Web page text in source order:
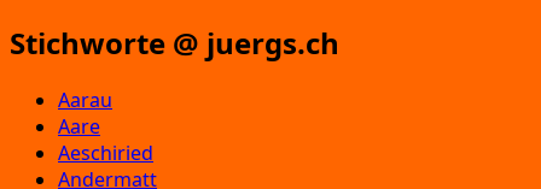
Stichworte @ juergs.ch
Aarau
Aare
Aeschiried
Andermatt